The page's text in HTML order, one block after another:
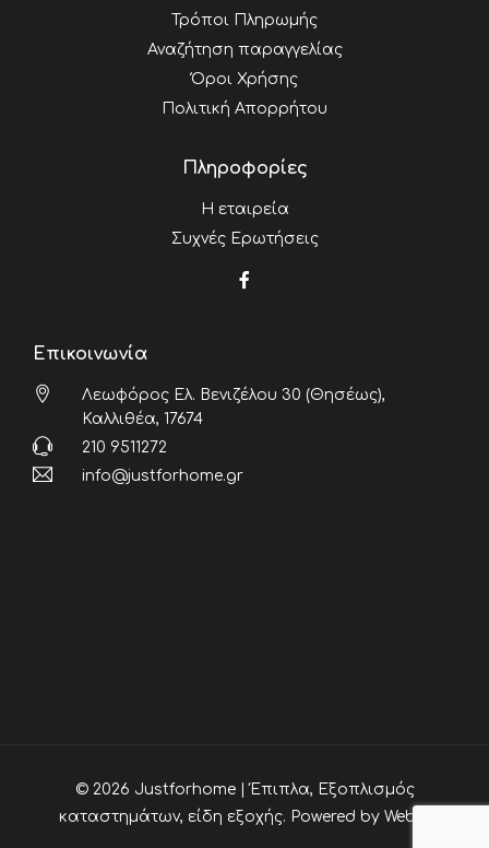
Τρόποι Πληρωμής
Αναζήτηση παραγγελίας
Όροι Χρήσης
Πολιτική Απορρήτου
Πληροφορίες
Η εταιρεία
Συχνές Ερωτήσεις
Επικοινωνία
Λεωφόρος Ελ. Βενιζέλου 30 (Θησέως),
Καλλιθέα, 17674
210 9511272
info@justforhome.gr
© 2026 Justforhome | Έπιπλα, Εξοπλισμός
καταστημάτων, είδη εξοχής. Powered by Webia